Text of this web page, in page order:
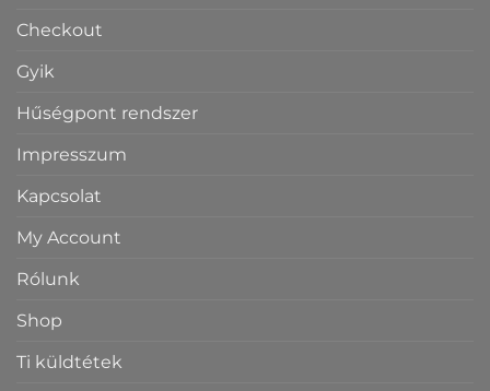
Checkout
Gyik
Hűségpont rendszer
Impresszum
Kapcsolat
My Account
Rólunk
Shop
Ti küldtétek